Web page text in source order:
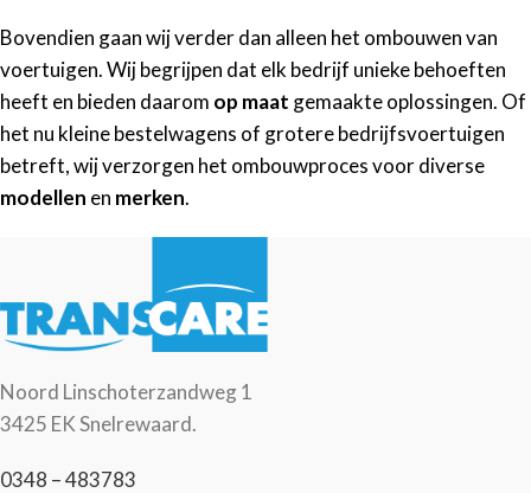
Bovendien gaan wij verder dan alleen het ombouwen van
voertuigen. Wij begrijpen dat elk bedrijf unieke behoeften
heeft en bieden daarom op maat gemaakte oplossingen. Of
het nu kleine bestelwagens of grotere bedrijfsvoertuigen
betreft, wij verzorgen het ombouwproces voor diverse
modellen en merken.
Noord Linschoterzandweg 1
3425 EK Snelrewaard.
0348 – 483783